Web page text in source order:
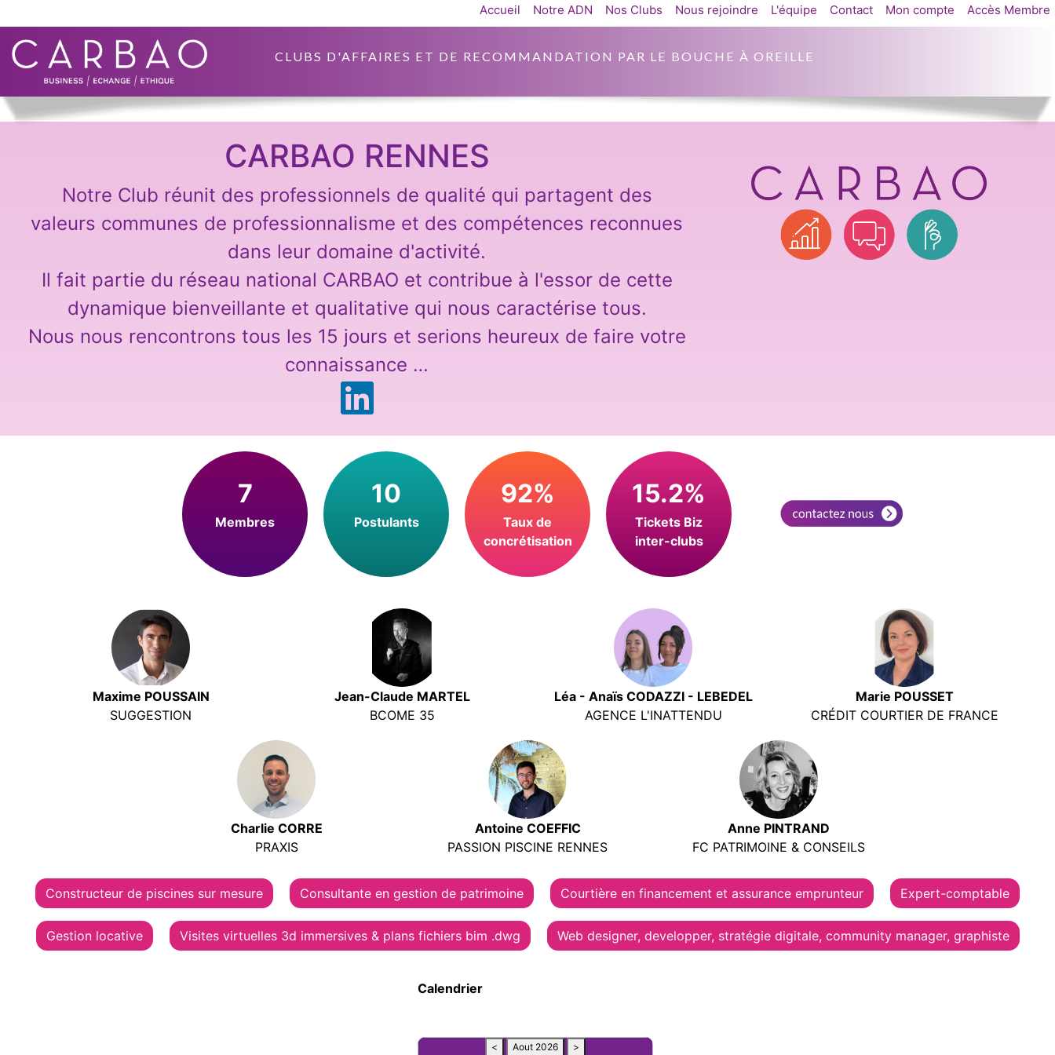
CLUBS D'AFFAIRES ET DE RECOMMANDATION PAR LE BOUCHE À OREILLE
Accueil Notre ADN Nos Clubs Nous rejoindre L'équipe Contact Mon compte Accès Membre
CARBAO RENNES
Notre Club réunit des professionnels de qualité qui partagent des
valeurs communes de professionnalisme et des compétences reconnues
dans leur domaine d'activité.
Il fait partie du réseau national CARBAO et contribue à l'essor de cette
dynamique bienveillante et qualitative qui nous caractérise tous.
Nous nous rencontrons tous les 15 jours et serions heureux de faire votre
connaissance …
7
Membres
10
Postulants
92%
Taux de
concrétisation
15.2%
Tickets Biz
inter-clubs
Maxime POUSSAIN
SUGGESTION
Jean-Claude MARTEL
BCOME 35
Léa - Anaïs CODAZZI - LEBEDEL
AGENCE L'INATTENDU
Marie POUSSET
CRÉDIT COURTIER DE FRANCE
Charlie CORRE
PRAXIS
Antoine COEFFIC
PASSION PISCINE RENNES
Anne PINTRAND
FC PATRIMOINE & CONSEILS
Constructeur de piscines sur mesure Consultante en gestion de patrimoine Courtière en financement et assurance emprunteur Expert-comptable
Gestion locative Visites virtuelles 3d immersives & plans fichiers bim .dwg Web designer, developper, stratégie digitale, community manager, graphiste
Calendrier
< Aout 2026 >